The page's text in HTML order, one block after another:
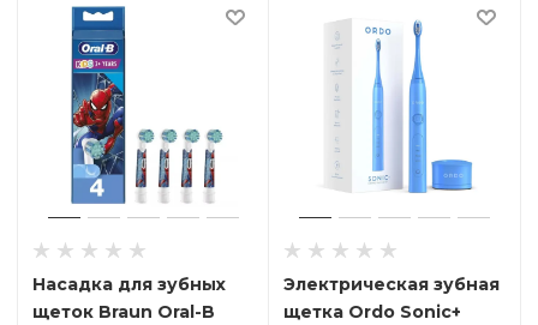
Насадка для зубных
щеток Braun Oral-B
Электрическая зубная
щетка Ordo Sonic+